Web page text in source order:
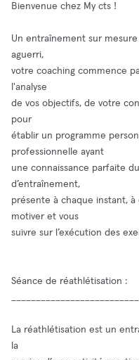
Bienvenue chez My cts !
Un entraînement sur
aguerri,
votre coaching commence
l'analyse
de vos objectifs, de votre
pour
établir un programme
professionnelle ayant
une connaissance parfaite
d’entraînement,
présente à chaque instant,
motiver et vous
suivre sur l’exécution des
Séance de réathlétisation :
La réathlétisation est un
la